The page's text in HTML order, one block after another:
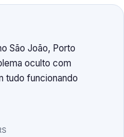
São João, Porto
oculto com
tudo funcionando